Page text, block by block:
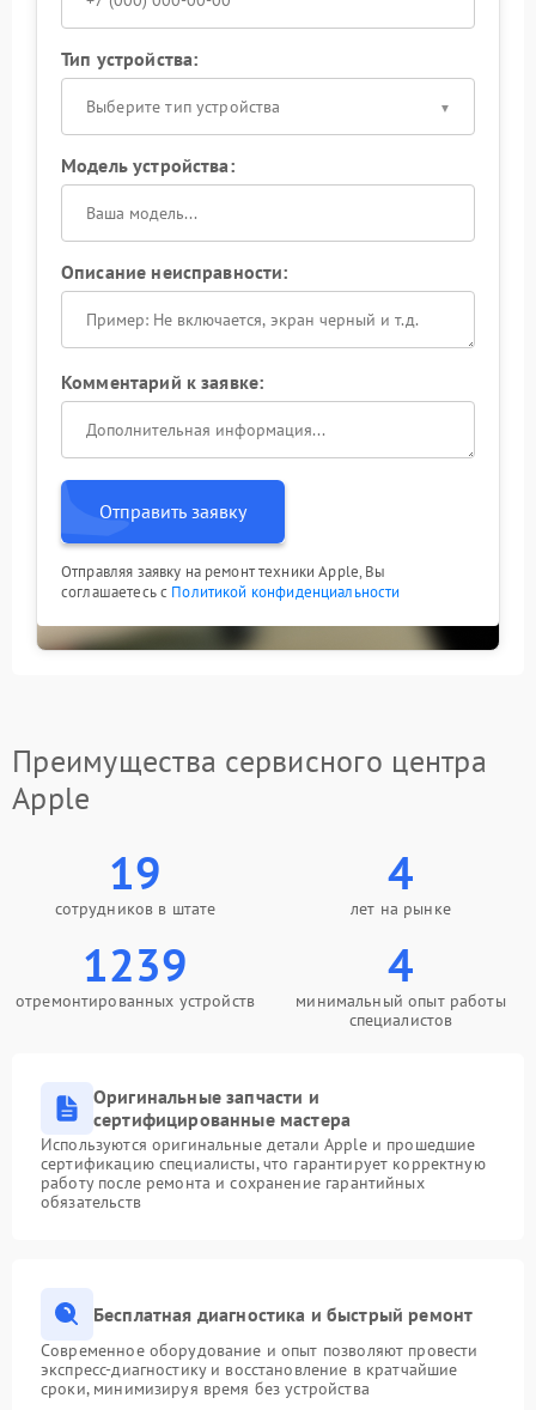
Тип устройства:
Выберите тип устройства
Модель устройства:
Описание неисправности:
Комментарий к заявке:
Отправить заявку
Отправляя заявку на ремонт техники Apple, Вы
соглашаетесь с Политикой конфиденциальности
Преимущества сервисного центра
Apple
19
сотрудников в штате
4
лет на рынке
1239
отремонтированных устройств
4
минимальный опыт работы
специалистов
Оригинальные запчасти и
сертифицированные мастера
Используются оригинальные детали Apple и прошедшие
сертификацию специалисты, что гарантирует корректную
работу после ремонта и сохранение гарантийных
обязательств
Бесплатная диагностика и быстрый ремонт
Современное оборудование и опыт позволяют провести
экспресс-диагностику и восстановление в кратчайшие
сроки, минимизируя время без устройства